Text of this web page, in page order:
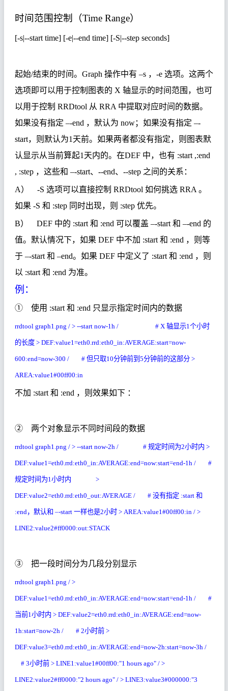
时间范围控制（Time Range）
[-s|--start time] [-e|--end time] [-S|--step seconds]
起始/结束的时间。 Graph 操作中有 –s ， -e 选项。这两个
选项即可以用于控制图表的 X 轴显示的时间范围，也可
以用于控制 RRDtool 从 RRA 中提取对应时间的数据。
如果没有指定 –-end ，默认为 now；如果没有指定 –-
start，则默认为1 天前。如果两者都没有指定，则图表默
认显示从当前算起1 天内的。在DEF 中，也有 :start ,:end
, :step ，这些和 –-start、 --end、 --step 之间的关系：
A） -S 选项可以直接控制 RRDtool 如何挑选RRA 。
如果 -S 和 :step 同时出现，则 :step 优先。
B） DEF 中的 :start 和 :end 可以覆盖 –-start 和 –-end 的
值。默认情况下，如果 DEF 中不加 :start 和 :end ，则等
于–-start 和 –end。如果 DEF 中定义了 :start 和 :end ，则
以 :start 和 :end 为准。
例：
① 使用 :start 和 :end 只显示指定时间内的数据
rrdtool graph1.png / > --start now-1h / # X 轴显示1个小时
的长度> DEF:value1=eth0.rrd:eth0_in:AVERAGE:start=now-
600:end=now-300 / # 但只取10分钟前到 5分钟前的这部分>
AREA:value1#00ff00:in
不加 :start 和 :end ，则效果如下 ：
② 两个对象显示不同时间段的数据
rrdtool graph1.png / > --start now-2h / # 规定时间为2小时内 >
DEF:value1=eth0.rrd:eth0_in:AVERAGE:end=now:start=end-1h / #
规定时间为1小时内 >
DEF:value2=eth0.rrd:eth0_out:AVERAGE / # 没有指定:start 和
:end，默认和 –-start 一样也是2小时> AREA:value1#00ff00:in / >
LINE2:value2#ff0000:out:STACK
③ 把一段时间分为几段分别显示
rrdtool graph1.png / >
DEF:value1=eth0.rrd:eth0_in:AVERAGE:end=now:start=end-1h / #
当前1 小时内 > DEF:value2=eth0.rrd:eth0_in:AVERAGE:end=now-
1h:start=now-2h / # 2小时前>
DEF:value3=eth0.rrd:eth0_in:AVERAGE:end=now-2h:start=now-3h /
# 3小时前> LINE1:value1#00ff00:"1 hours ago" / >
LINE2:value2#ff0000:"2 hours ago" / > LINE3:value3#000000:"3